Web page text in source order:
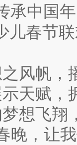
承中国年
儿春节
风帆，
示天赋，
想飞翔
晚，让